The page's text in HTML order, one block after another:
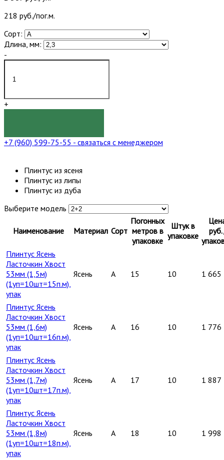
218 руб./пог.м.
Сорт:
Длина, мм:
-
+
+7 (960) 599-75-55 - связаться с менеджером
Плинтус из ясеня
Плинтус из липы
Плинтус из дуба
Выберите модель
Наименование Материал Сорт
Погонных
метров в
упаковке
Штук в
упаковке
Плинтус Ясень
Ласточкин Хвост
53мм (1,5м)
(1уп=10шт=15п.м),
упак
Ясень A 15 10 1 665
Плинтус Ясень
Ласточкин Хвост
53мм (1,6м)
(1уп=10шт=16п.м),
упак
Ясень A 16 10 1 776
Плинтус Ясень
Ласточкин Хвост
53мм (1,7м)
(1уп=10шт=17п.м),
упак
Ясень A 17 10 1 887
Плинтус Ясень
Ласточкин Хвост
53мм (1,8м)
(1уп=10шт=18п.м),
упак
Ясень A 18 10 1 998